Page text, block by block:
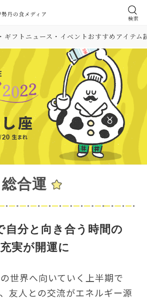
検索
ギフト ニュース・イベントおすすめアイテム
総合運
自分と向き合う時間の
充実が開運に
世界へ向いていく上半期で
友人との交流がエネルギー源